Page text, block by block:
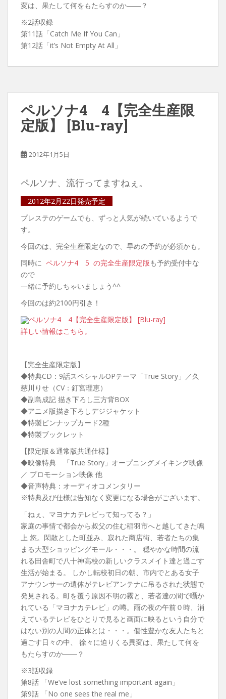
変は、果たして何をもたらすのか――？
※2話収録
第11話「Catch Me If You Can」
第12話「it’s Not Empty At All」
ペルソナ4 4【完全生産限
定版】 [Blu-ray]
2012年1月5日
ペルソナ、流行ってますねぇ。
2012年2月22日発売予定
プレステのゲームでも、ずっと人気が続いているようで
す。
今回のは、完全生産限定なので、早めの予約が必須かも。
同時に ペルソナ4 5 の完全生産限定版も予約受付中な
ので
一緒に予約しちゃいましょう^^
今回のは約2100円引き！
ペルソナ4 4【完全生産限定版】 [Blu-ray]
詳しい情報はこちら。
【完全生産限定版】
◆特典CD：9話スペシャルOPテーマ「True Story」／久
慈川りせ（CV：釘宮理恵）
◆副島成記 描き下ろし三方背BOX
◆アニメ版描き下ろしデジジャケット
◆特製ピンナップカード2種
◆特製ブックレット
【限定版＆通常版共通仕様】
◆映像特典 「True Story」オープニングメイキング映像
／ プロモーション映像 他
◆音声特典：オーディオコメンタリー
※特典及び仕様は告知なく変更になる場合がございます。
「ねぇ、マヨナカテレビって知ってる？」
家庭の事情で都会から叔父の住む稲羽市へと越してきた鳴
上 悠。閑散とした町並み、寂れた商店街、若者たちの集
まる大型ショッピングモール・・・。 穏やかな時間の流
れる田舎町で八十神高校の新しいクラスメイト達と過ごす
生活が始まる。 しかし転校初日の朝、市内でとある女子
アナウンサーの遺体がテレビアンテナに吊るされた状態で
発見される。町を覆う原因不明の霧と、若者達の間で囁か
れている「マヨナカテレビ」の噂。雨の夜の午前０時、消
えているテレビをひとりで見ると画面に映るという自分で
はない別の人間の正体とは・・・。個性豊かな友人たちと
過ごす日々の中、 徐々に迫りくる異変は、果たして何を
もたらすのか――？
※3話収録
第8話 「We’ve lost something important again」
第9話 「No one sees the real me」